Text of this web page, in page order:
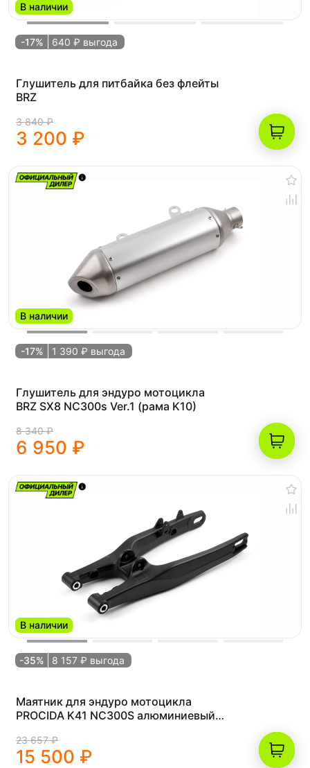
В наличии
-17% 640 ₽ выгода
Глушитель для питбайка без флейты
BRZ
3 840 ₽
3 200 ₽
В наличии
-17% 1 390 ₽ выгода
Глушитель для эндуро мотоцикла
BRZ SX8 NC300s Ver.1 (рама K10)
8 340 ₽
6 950 ₽
В наличии
-35% 8 157 ₽ выгода
Маятник для эндуро мотоцикла
PROCIDA K41 NC300S алюминиевый
23 657 ₽
15 500 ₽